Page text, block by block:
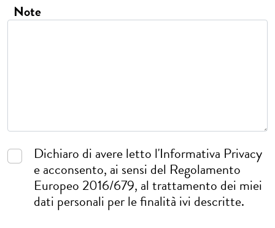
Note
Dichiaro di avere letto l'Informativa Privacy
e acconsento, ai sensi del Regolamento
Europeo 2016/679, al trattamento dei miei
dati personali per le finalità ivi descritte.